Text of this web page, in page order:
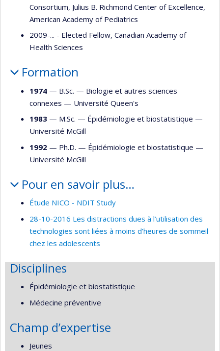
Consortium, Julius B. Richmond Center of Excellence,
American Academy of Pediatrics
2009-... - Elected Fellow, Canadian Academy of
Health Sciences
Formation
1974 — B.Sc. — Biologie et autres sciences
connexes — Université Queen's
1983 — M.Sc. — Épidémiologie et biostatistique —
Université McGill
1992 — Ph.D. — Épidémiologie et biostatistique —
Université McGill
Pour en savoir plus…
Étude NICO - NDIT Study
28-10-2016 Les distractions dues à l’utilisation des
technologies sont liées à moins d’heures de sommeil
chez les adolescents
Disciplines
Épidémiologie et biostatistique
Médecine préventive
Champ d’expertise
Jeunes